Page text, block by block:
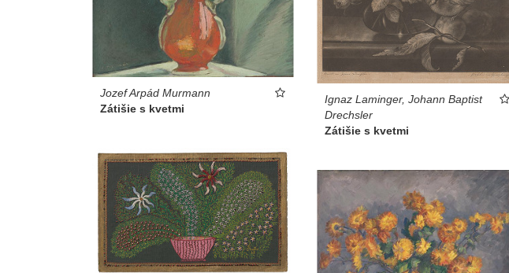
Jozef Arpád Murmann
Zátišie s kvetmi
Ignaz Laminger, Johann Baptist
Drechsler
Zátišie s kvetmi